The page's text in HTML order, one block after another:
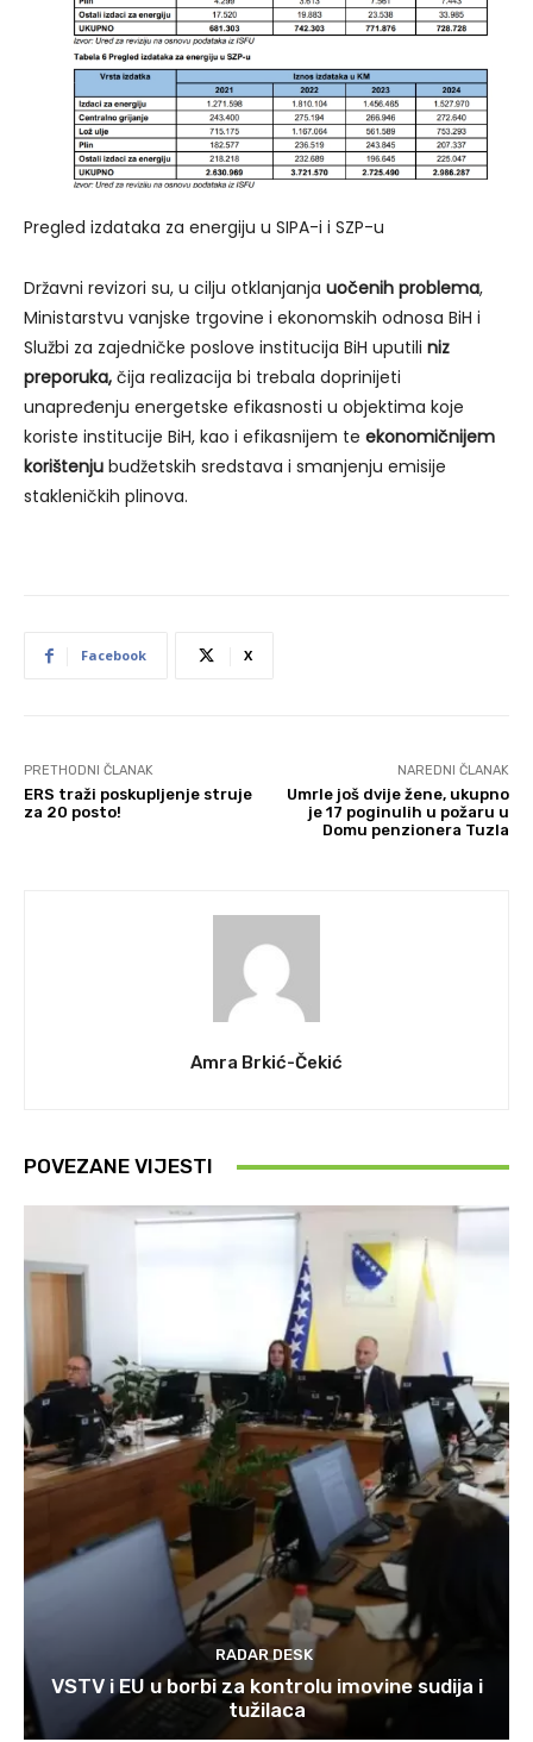
Pregled izdataka za energiju u SIPA-i i SZP-u
Državni revizori su, u cilju otklanjanja uočenih problema,
Ministarstvu vanjske trgovine i ekonomskih odnosa BiH i
Službi za zajedničke poslove institucija BiH uputili niz
preporuka, čija realizacija bi trebala doprinijeti
unapređenju energetske efikasnosti u objektima koje
koriste institucije BiH, kao i efikasnijem te ekonomičnijem
korištenju budžetskih sredstava i smanjenju emisije
stakleničkih plinova.
Facebook X
PRETHODNI ČLANAK
ERS traži poskupljenje struje
za 20 posto!
NAREDNI ČLANAK
Umrle još dvije žene, ukupno
je 17 poginulih u požaru u
Domu penzionera Tuzla
Amra Brkić-Čekić
POVEZANE VIJESTI
RADAR DESK
VSTV i EU u borbi za kontrolu imovine sudija i
tužilaca